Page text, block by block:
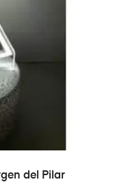
del Pilar